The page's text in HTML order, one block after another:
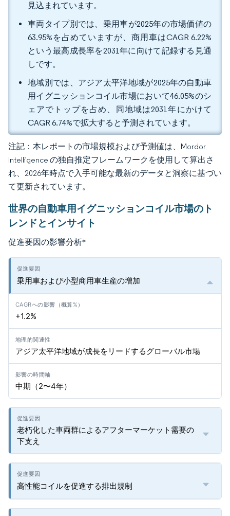
見込まれています。
車両タイプ別では、乗用車が2025年の市場価値の
63.95%を占めていますが、商用車はCAGR 6.22%
という最高成長率を2031年に向けて記録する見通
しです。
地域別では、アジア太平洋地域が2025年の自動車
用イグニッションコイル市場において46.05%のシ
ェアでトップを占め、同地域は2031年にかけて
CAGR 6.74%で拡大すると予測されています。
注記：本レポートの市場規模および予測値は、Mordor
Intelligence の独自推定フレームワークを使用して算出さ
れ、2026年時点で入手可能な最新のデータと洞察に基づい
て更新されています。
世界の自動車用イグニッションコイル市場のト
レンドとインサイト
促進要因の影響分析*
乗用車および小型商用車生産の増加
+1.2%
アジア太平洋地域が成長をリードするグローバル市場
中期（2〜4年）
老朽化した車両群によるアフターマーケット需要の
下支え
高性能コイルを促進する排出規制